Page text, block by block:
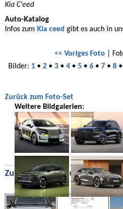
Kia C'eed
Auto-Katalog
Infos zum Kia ceed gibt es auch in
<< Voriges Foto |
Bilder: 1• 2• 3• 4• 5• 6• 7• 8•
Zurück zum Foto-Set
Weitere Bildgalerien:
Zufällige Bilder aus unserer